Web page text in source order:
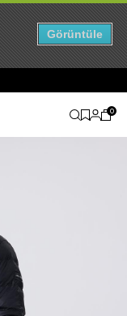
0
Görüntüle